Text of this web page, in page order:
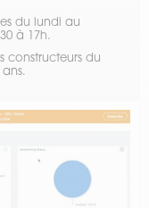
du lundi au
à 17h.
constructeurs du